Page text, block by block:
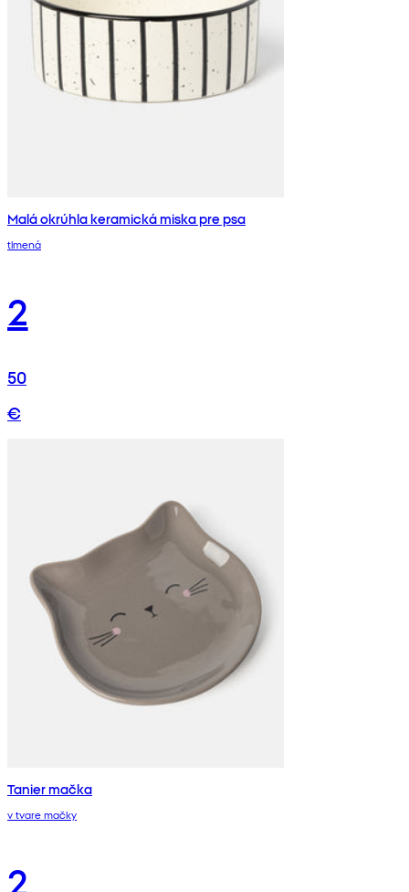
Malá okrúhla keramická miska pre psa
tlmená
2
50
€
Tanier mačka
v tvare mačky
2